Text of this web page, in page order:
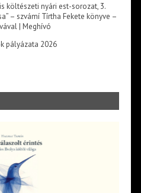
költészeti nyári est-sorozat, 3.
– szvámí Tírtha Fekete könyve –
| Meghívó
pályázata 2026